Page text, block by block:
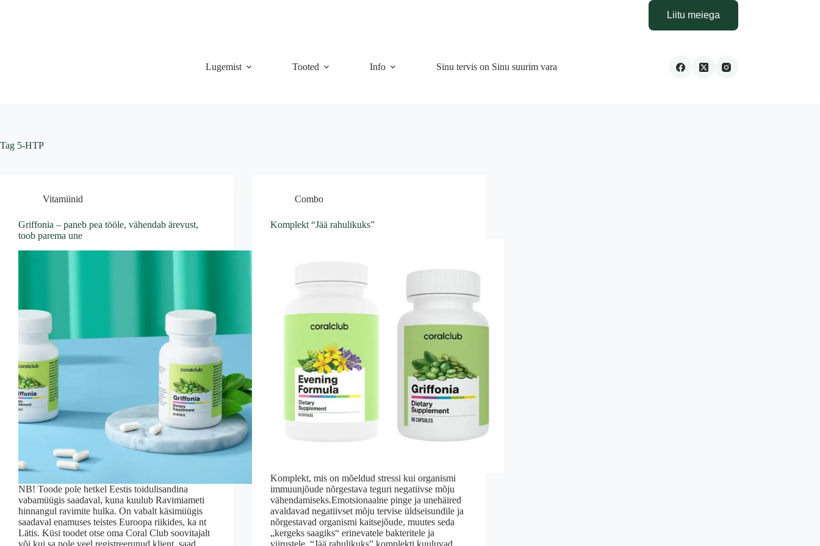
Liitu meiega
Lugemist Tooted Info Sinu tervis on Sinu suurim vara
Tag 5-HTP
Vitamiinid
Griffonia – paneb pea tööle, vähendab ärevust,
toob parema une
NB! Toode pole hetkel Eestis toidulisandina
vabamüügis saadaval, kuna kuulub Ravimiameti
hinnangul ravimite hulka. On vabalt käsimüügis
saadaval enamuses teistes Euroopa riikides, ka nt
Lätis. Küsi toodet otse oma Coral Club soovitajalt
või kui sa pole veel registreerunud klient, saad…
Combo
Komplekt “Jää rahulikuks”
Komplekt, mis on mõeldud stressi kui organismi
immuunjõude nõrgestava teguri negatiivse mõju
vähendamiseks.Emotsionaalne pinge ja unehäired
avaldavad negatiivset mõju tervise üldseisundile ja
nõrgestavad organismi kaitsejõude, muutes seda
„kergeks saagiks“ erinevatele bakteritele ja
viirustele. “Jää rahulikuks” komplekti kuuluvad